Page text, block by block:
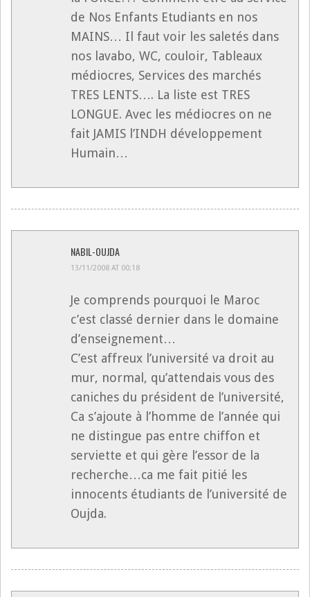
de Nos Enfants Etudiants en nos
MAINS… Il faut voir les saletés dans
nos lavabo, WC, couloir, Tableaux
médiocres, Services des marchés
TRES LENTS…. La liste est TRES
LONGUE. Avec les médiocres on ne
fait JAMIS l’INDH développement
Humain…
NABIL-OUJDA
13/11/2008 AT 00:18
Je comprends pourquoi le Maroc
c’est classé dernier dans le domaine
d’enseignement…
C’est affreux l’université va droit au
mur, normal, qu’attendais vous des
caniches du président de l’université,
Ca s’ajoute à l’homme de l’année qui
ne distingue pas entre chiffon et
serviette et qui gère l’essor de la
recherche…ca me fait pitié les
innocents étudiants de l’université de
Oujda.